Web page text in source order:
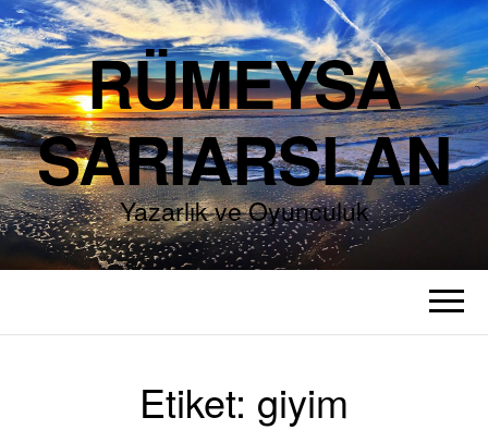
RÜMEYSA
SARIARSLAN
Yazarlık ve Oyunculuk
Etiket: giyim